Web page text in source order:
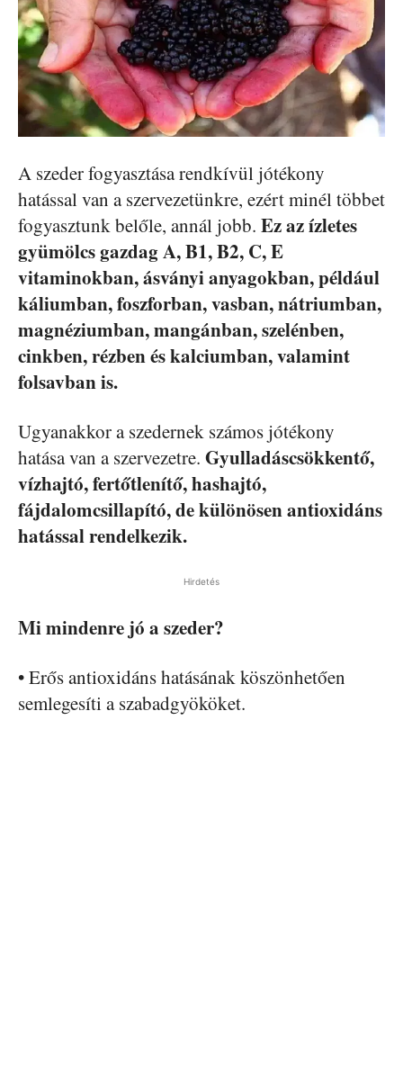
A szeder fogyasztása rendkívül jótékony
hatással van a szervezetünkre, ezért minél többet
fogyasztunk belőle, annál jobb. Ez az ízletes
gyümölcs gazdag A, B1, B2, C, E
vitaminokban, ásványi anyagokban, például
káliumban, foszforban, vasban, nátriumban,
magnéziumban, mangánban, szelénben,
cinkben, rézben és kalciumban, valamint
folsavban is.
Ugyanakkor a szedernek számos jótékony
hatása van a szervezetre. Gyulladáscsökkentő,
vízhajtó, fertőtlenítő, hashajtó,
fájdalomcsillapító, de különösen antioxidáns
hatással rendelkezik.
Hirdetés
Mi mindenre jó a szeder?
• Erős antioxidáns hatásának köszönhetően
semlegesíti a szabadgyököket.